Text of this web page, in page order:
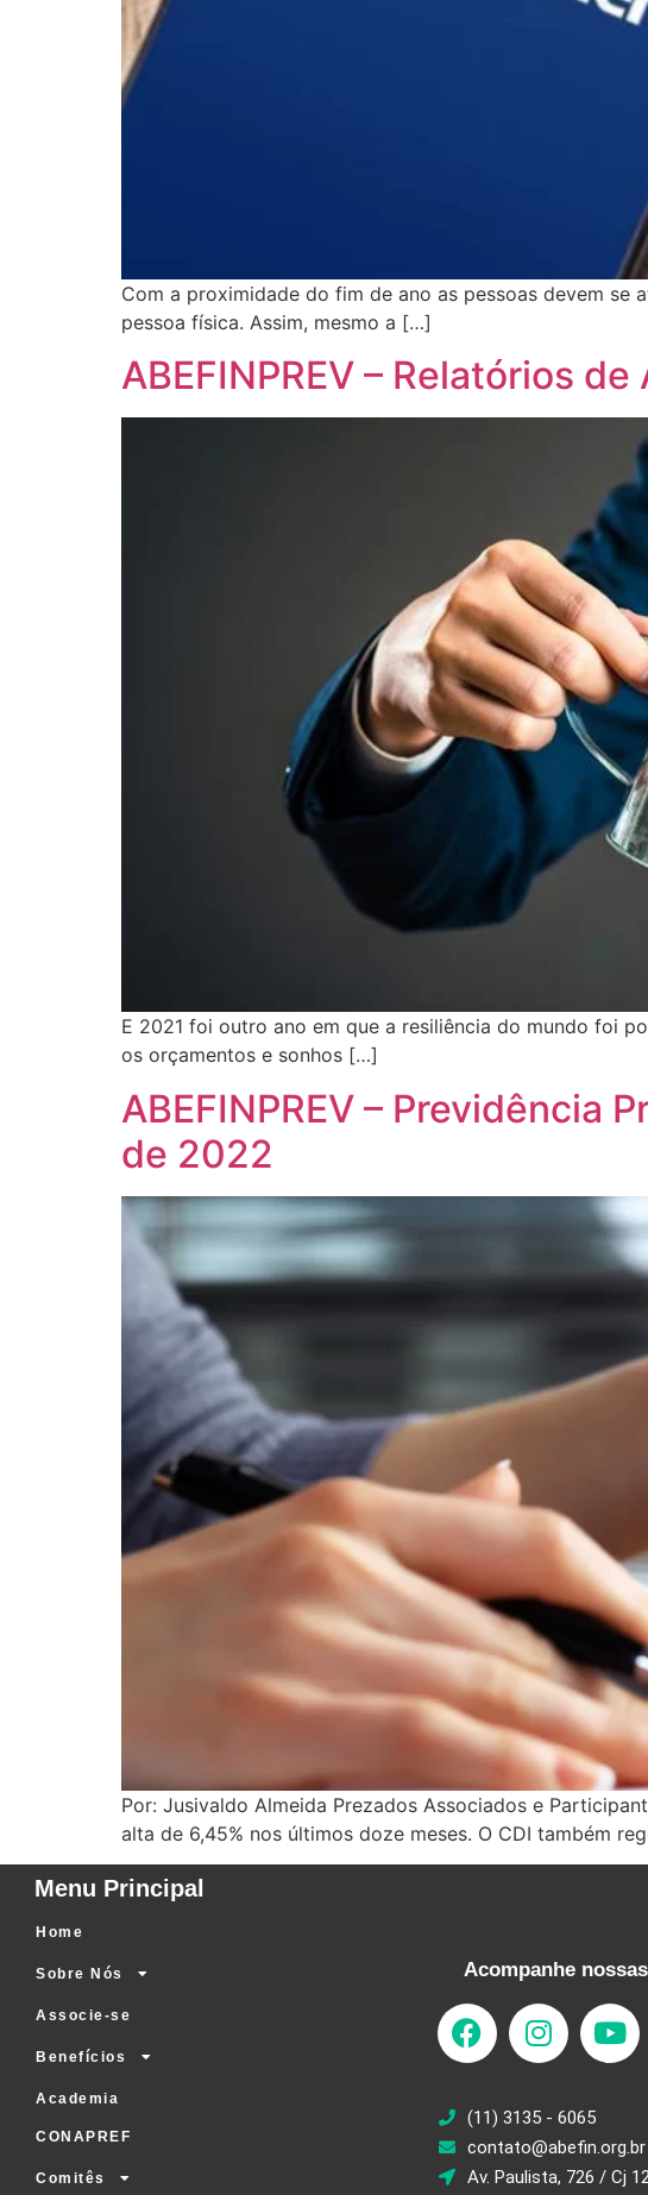
Com a proximidade do fim de ano as pessoas devem
pessoa física. Assim, mesmo a […]
ABEFINPREV – Relatórios
E 2021 foi outro ano em que a resiliência do mundo foi
os orçamentos e sonhos […]
ABEFINPREV – Previdência
de 2022
Por: Jusivaldo Almeida Prezados Associados e
alta de 6,45% nos últimos doze meses. O CDI também
Menu Principal
Home
Sobre Nós
Associe-se
Benefícios
Academia
CONAPREF
Comitês
Acompanhe
(11) 3135 - 6065
contato@abefin.org.br
Av. Paulista, 726 / Cj